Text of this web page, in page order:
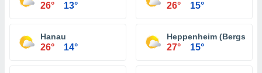
26° 13° 26° 15°
Hanau
26° 14°
Heppenheim
27° 15°